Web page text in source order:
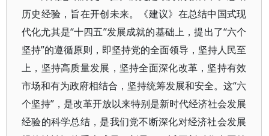
历史经验，旨在开创未来。《建议》在总结中国式现
代化尤其是“十四五”发展成就的基础上，提出了“六个
坚持”的遵循原则，即坚持党的全面领导，坚持人民至
上，坚持高质量发展，坚持全面深化改革，坚持有效
市场和有为政府相结合，坚持统筹发展和安全。这“六
个坚持”，是改革开放以来特别是新时代经济社会发展
经验的科学总结，是我们党不断深化对经济社会发展